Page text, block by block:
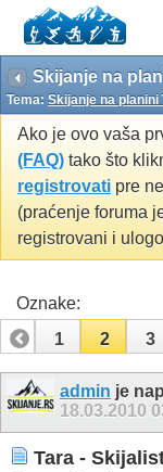
Skijanje na
Tema: Skijanje na planini
Ako je ovo vaša
(FAQ) tako što
registrovati pre
(praćenje foruma
registrovani i
Oznake:
1
2 3
admin je
18.03.2010
Tara -